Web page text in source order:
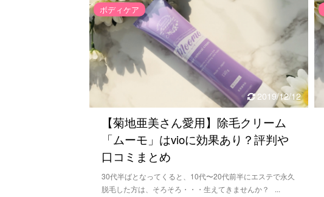
2019/12/12
ボディケア
【菊地亜美さん愛用】除毛クリーム
「ムーモ」はvioに効果あり？評判や
口コミまとめ
30代半ばとなってくると、10代〜20代前半にエステで永久
脱毛した方は、そろそろ・・・生えてきませんか？ ...